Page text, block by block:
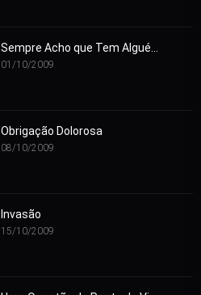
01/10/2009
Obrigação Dolorosa
08/10/2009
Invasão
15/10/2009